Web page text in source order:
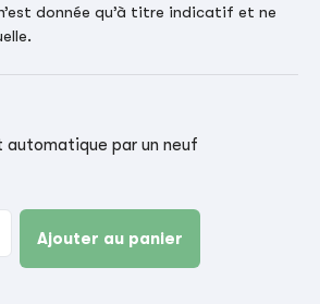
donnée qu’à titre indicatif et ne
automatique par un neuf
Ajouter au panier